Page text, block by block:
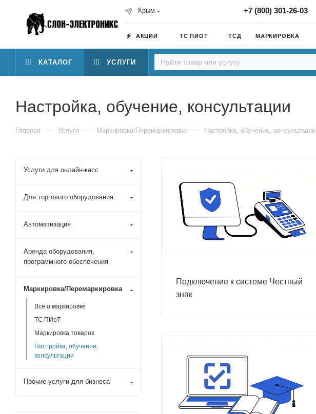
Крым +7 (800) 301-26-03
АКЦИИ ТС ПИОТ ТСД МАРКИРОВКА
КАТАЛОГ УСЛУГИ
Настройка, обучение, консультации
Главная — Услуги — Маркировка/Перемаркировка — Настройка, обучение, консультации
Подключение к системе Честный
знак
Услуги для онлайн-касс
Для торгового оборудования
Автоматизация
Аренда оборудования,
программного обеспечения
Маркировка/Перемаркировка
Всё о маркировке
ТС ПИоТ
Маркировка товаров
Настройка, обучение,
консультации
Прочие услуги для бизнеса